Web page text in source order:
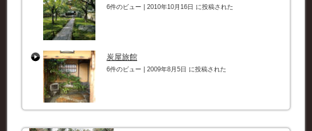
6件のビュー 2010年10月16日 に投稿された
炭屋旅館
6件のビュー 2009年8月5日 に投稿された